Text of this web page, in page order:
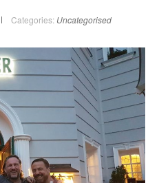
Categories: Uncategorised